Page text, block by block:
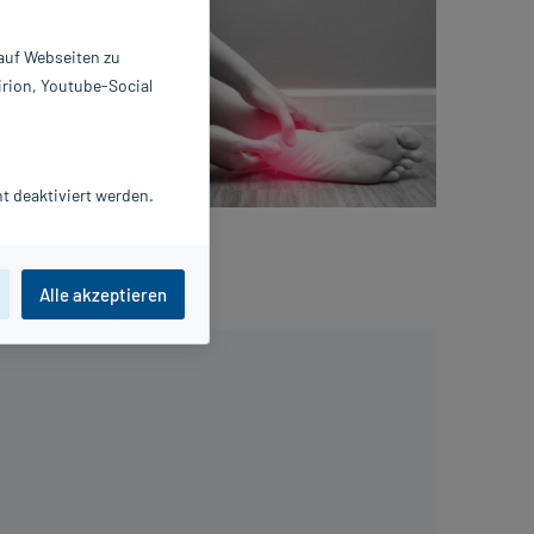
sich
dem
die
Webseiten zu
Youtube-Social
deaktiviert werden.
Alle akzeptieren